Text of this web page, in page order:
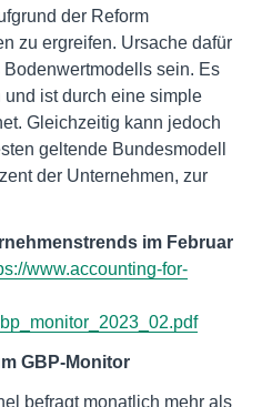
der Reform
zu ergreifen. Ursache dafür
sein. Es
ist durch eine simple
Gleichzeitig kann jedoch
geltende Bundesmodell
der Unternehmen, zur
im Februar
www.accounting-for-
GBP-Monitor
befragt monatlich mehr als